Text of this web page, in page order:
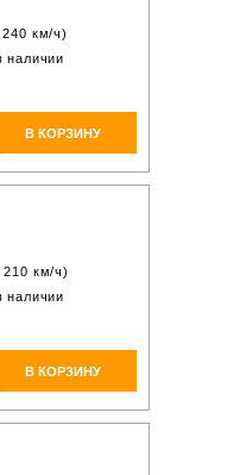
240 км/ч)
наличии
В КОРЗИНУ
210 км/ч)
наличии
В КОРЗИНУ